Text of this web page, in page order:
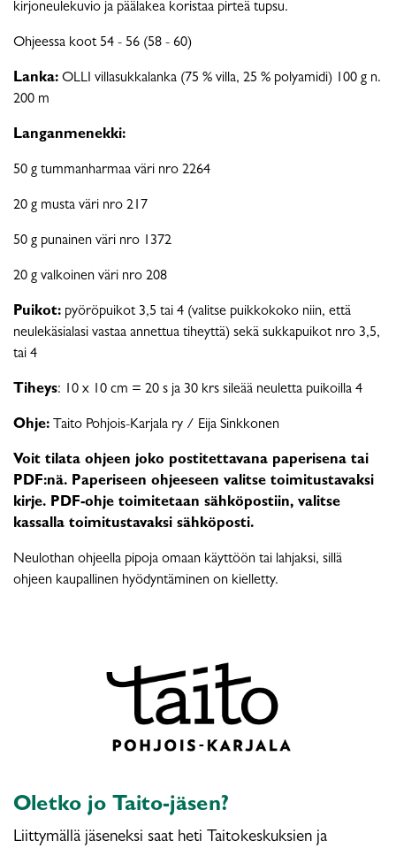
kirjoneulekuvio ja päälakea koristaa pirteä tupsu.
Ohjeessa koot 54 - 56 (58 - 60)
Lanka: OLLI villasukkalanka (75 % villa, 25 % polyamidi) 100 g n.
200 m
Langanmenekki:
50 g tummanharmaa väri nro 2264
20 g musta väri nro 217
50 g punainen väri nro 1372
20 g valkoinen väri nro 208
Puikot: pyöröpuikot 3,5 tai 4 (valitse puikkokoko niin, että
neulekäsialasi vastaa annettua tiheyttä) sekä sukkapuikot nro 3,5,
tai 4
Tiheys: 10 x 10 cm = 20 s ja 30 krs sileää neuletta puikoilla 4
Ohje: Taito Pohjois-Karjala ry / Eija Sinkkonen
Voit tilata ohjeen joko postitettavana paperisena tai
PDF:nä. Paperiseen ohjeeseen valitse toimitustavaksi
kirje. PDF-ohje toimitetaan sähköpostiin, valitse
kassalla toimitustavaksi sähköposti.
Neulothan ohjeella pipoja omaan käyttöön tai lahjaksi, sillä
ohjeen kaupallinen hyödyntäminen on kielletty.
Oletko jo Taito-jäsen?
Liittymällä jäseneksi saat heti Taitokeskuksien ja